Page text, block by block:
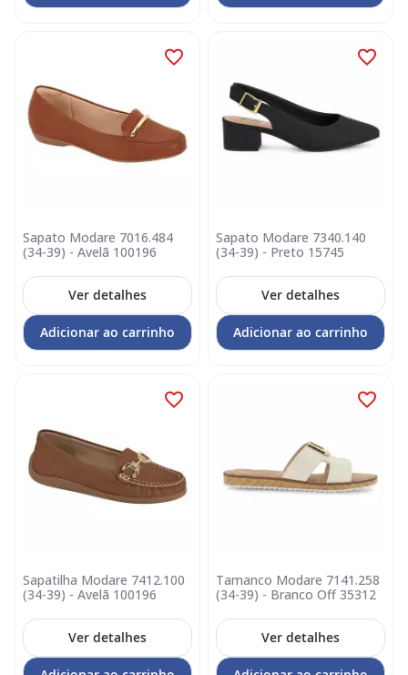
Sapato Modare 7016.484
(34-39) - Avelã 100196
Ver detalhes
Adicionar ao carrinho
Sapato Modare 7340.140
(34-39) - Preto 15745
Ver detalhes
Adicionar ao carrinho
Sapatilha Modare 7412.100
(34-39) - Avelã 100196
Ver detalhes
Tamanco Modare 7141.258
(34-39) - Branco Off 35312
Ver detalhes